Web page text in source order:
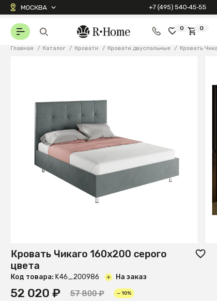
МОСКВА +7 (495) 540‑45‑55
0 0
Главная / Каталог / Кровати / Кровати двуспальные / Кровать
Кровать Чикаго 160х200 серого
цвета
Код товара: K46_200986 На заказ
52 020 ₽ 57 800 ₽ — 10%